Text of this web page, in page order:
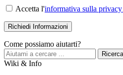
Accetta l'informativa sulla
Come possiamo aiutarti?
Wiki & Info